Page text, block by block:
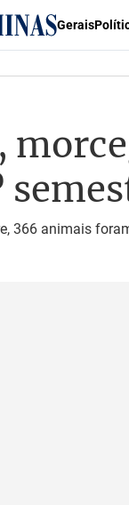
Gerais
366 animais